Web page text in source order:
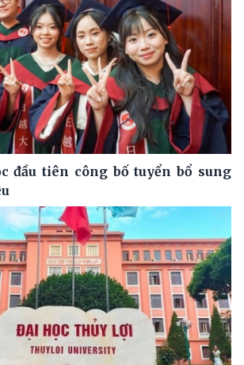
đầu tiên công bố tuyển bổ sung